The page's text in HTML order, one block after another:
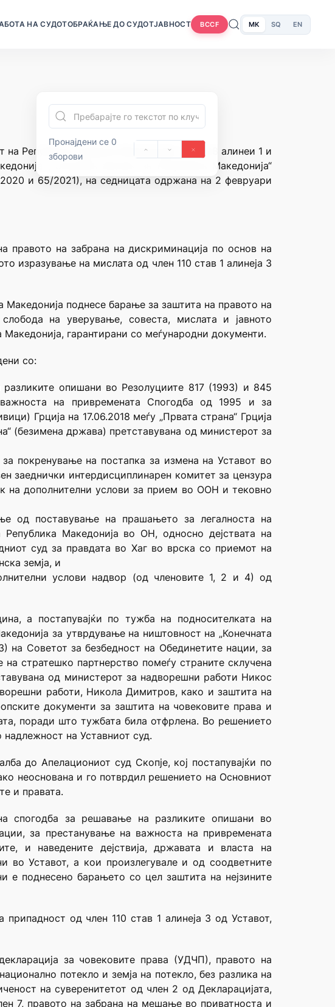
НА СУДОТОБРАЌАЊЕ ДО СУДОТЈАВНОСТ BCCF MK SQ EN
Пронајдени се 0
зборови
на Република Северна Македонија, член 28 алинеи 1 и
(„Службен весник на Република Македонија“
и 65/2021), на седницата одржана на 2 февруари
на забрана на дискриминација по основ на
изразување на мислата од член 110 став 1 алинеја 3
поднесе барање за заштита на правото на
на уверување, совеста, мислата и јавното
гарантирани со меѓународни документи.
со:
опишани во Резолуциите 817 (1993) и 845
на привремената Спогодба од 1995 и за
Грција на 17.06.2018 меѓу „Првата страна“ Грција
(безимена држава) претставувана од министерот за
покренување на постапка за измена на Уставот во
заеднички интердисциплинарен комитет за цензура
на дополнителни услови за прием во ООН и тековно
од поставување на прашањето за легалноста на
Македонија во ОН, односно дејствата на
суд за правдата во Хаг во врска со приемот на
земја, и
услови надвор (од членовите 1, 2 и 4) од
а постапувајќи по тужба на подносителката на
за утврдување на ништовност на „Конечната
Советот за безбедност на Обединетите нации, за
стратешко партнерство помеѓу страните склучена
од министерот за надворешни работи Никос
работи, Никола Димитров, како и заштита на
документи за заштита на човековите права и
поради што тужбата била отфрлена. Во решението
на Уставниот суд.
до Апелациониот суд Скопје, кој постапувајќи по
неоснована и го потврдил решението на Основниот
и правата.
спогодба за решавање на разликите опишани во
за престанување на важноста на привремената
и наведените дејствија, државата и власта на
во Уставот, а кои произлегувале и од соодветните
е поднесено барањето со цел заштита на нејзините
од член 110 став 1 алинеја 3 од Уставот,
за човековите права (УДЧП), правото на
потекло и земја на потекло, без разлика на
на суверенитетот од член 2 од Декларацијата,
7, правото на забрана на мешање во приватноста и